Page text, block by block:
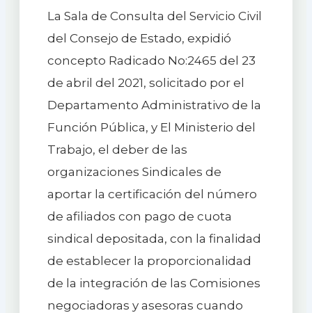
La Sala de Consulta del Servicio Civil
del Consejo de Estado, expidió
concepto Radicado No:2465 del 23
de abril del 2021, solicitado por el
Departamento Administrativo de la
Función Pública, y El Ministerio del
Trabajo, el deber de las
organizaciones Sindicales de
aportar la certificación del número
de afiliados con pago de cuota
sindical depositada, con la finalidad
de establecer la proporcionalidad
de la integración de las Comisiones
negociadoras y asesoras cuando